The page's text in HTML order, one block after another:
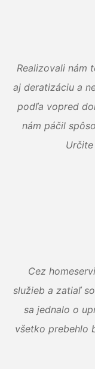
Realizovali nám
aj deratizáciu a
podľa vopred
nám páčil
Cez
služieb a zatiaľ
sa jednalo o
všetko prebehlo